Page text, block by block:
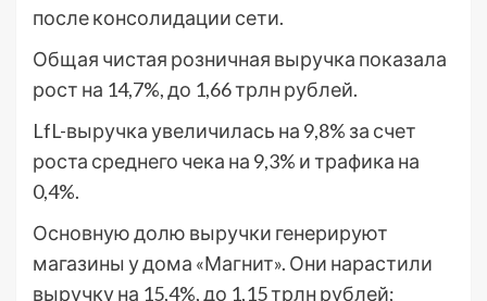
после консолидации сети.
Общая чистая розничная выручка показала
рост на 14,7%, до 1,66 трлн рублей.
LfL-выручка увеличилась на 9,8% за счет
роста среднего чека на 9,3% и трафика на
0,4%.
Основную долю выручки генерируют
магазины у дома «Магнит». Они нарастили
выручку на 15,4%, до 1,15 трлн рублей;